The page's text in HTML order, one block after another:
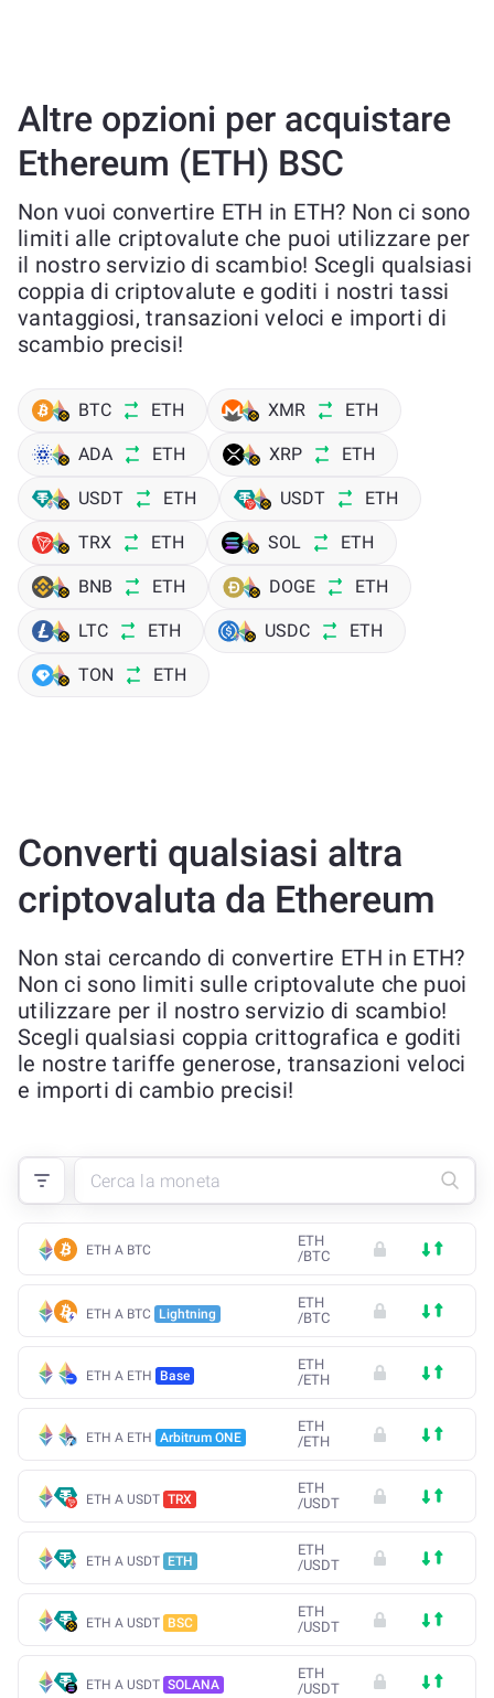
Altre opzioni per acquistare
Ethereum (ETH) BSC
Non vuoi convertire ETH in ETH? Non ci sono
limiti alle criptovalute che puoi utilizzare per
il nostro servizio di scambio! Scegli qualsiasi
coppia di criptovalute e goditi i nostri tassi
vantaggiosi, transazioni veloci e importi di
scambio precisi!
BTC ETH XMR ETH
ADA ETH XRP ETH
USDT ETH USDT ETH
TRX ETH SOL ETH
BNB ETH DOGE ETH
LTC ETH USDC ETH
TON ETH
Converti qualsiasi altra
criptovaluta da Ethereum
Non stai cercando di convertire ETH in ETH?
Non ci sono limiti sulle criptovalute che puoi
utilizzare per il nostro servizio di scambio!
Scegli qualsiasi coppia crittografica e goditi
le nostre tariffe generose, transazioni veloci
e importi di cambio precisi!
ETH A BTC
ETH
/BTC
ETH A BTC Lightning
ETH
/BTC
ETH A ETH Base
ETH
/ETH
ETH A ETH Arbitrum ONE
ETH
/ETH
ETH A USDT TRX
ETH
/USDT
ETH A USDT ETH
ETH
/USDT
ETH A USDT BSC
ETH
/USDT
ETH A USDT SOLANA
ETH
/USDT